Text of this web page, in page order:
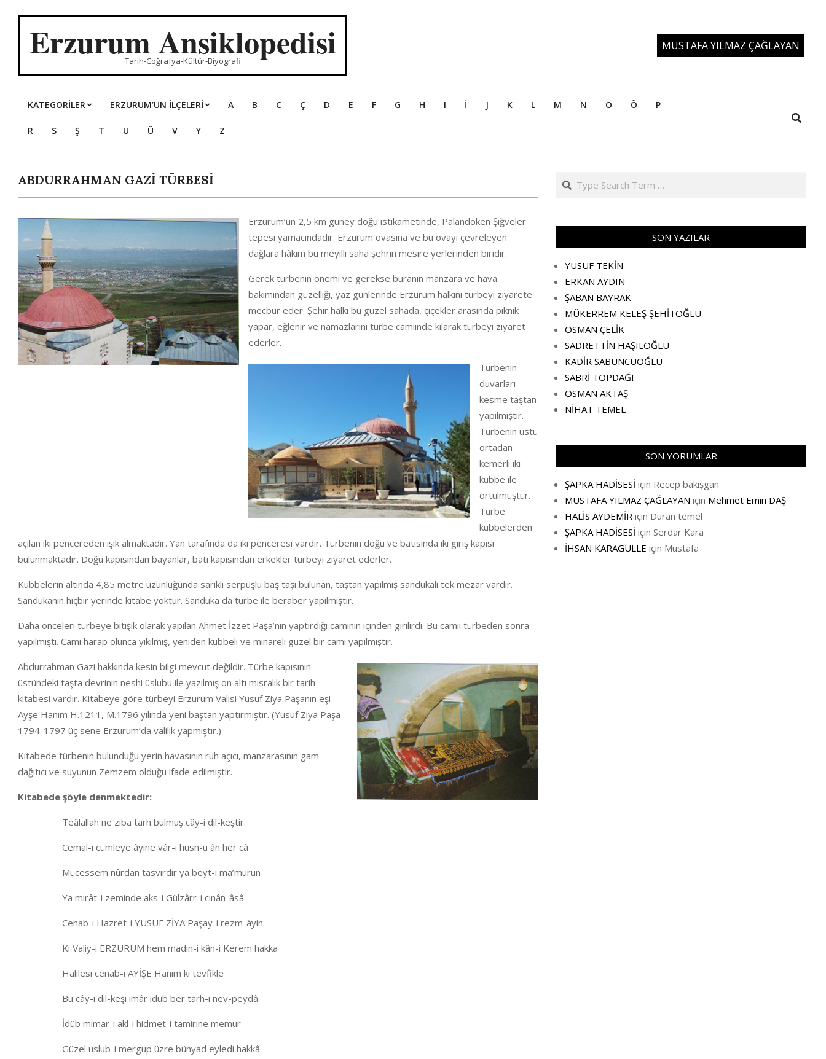
Erzurum Ansiklopedisi
Tarih-Coğrafya-Kültür-Biyografi
MUSTAFA YILMAZ ÇAĞLAYAN
Primary
Navigation
KATEGORILER ERZURUM’UN İLÇELERİ A B C Ç D E F G H I İ J K L M N O Ö P
R S Ş T U Ü V Y Z
Search
ABDURRAHMAN GAZİ TÜRBESİ
Erzurum’un 2,5 km güney doğu istikametinde, Palandöken Şiğveler
tepesi yamacındadır. Erzurum ovasına ve bu ovayı çevreleyen
dağlara hâkim bu meyilli saha şehrin mesire yerlerinden biridir.
Gerek türbenin önemi ve gerekse buranın manzara ve hava
bakımından güzelliği, yaz günlerinde Erzurum halkını türbeyi ziyarete
mecbur eder. Şehir halkı bu güzel sahada, çiçekler arasında piknik
yapar, eğlenir ve namazlarını türbe camiinde kılarak türbeyi ziyaret
ederler.
Türbenin
duvarları
kesme taştan
yapılmıştır.
Türbenin üstü
ortadan
kemerli iki
kubbe ile
örtülmüştür.
Türbe
kubbelerden
açılan iki pencereden ışık almaktadır. Yan tarafında da iki penceresi vardır. Türbenin doğu ve batısında iki giriş kapısı
bulunmaktadır. Doğu kapısından bayanlar, batı kapısından erkekler türbeyi ziyaret ederler.
Kubbelerin altında 4,85 metre uzunluğunda sarıklı serpuşlu baş taşı bulunan, taştan yapılmış sandukalı tek mezar vardır.
Sandukanın hiçbir yerinde kitabe yoktur. Sanduka da türbe ile beraber yapılmıştır.
Daha önceleri türbeye bitişik olarak yapılan Ahmet İzzet Paşa’nın yaptırdığı caminin içinden girilirdi. Bu camii türbeden sonra
yapılmıştı. Cami harap olunca yıkılmış, yeniden kubbeli ve minareli güzel bir cami yapılmıştır.
Abdurrahman Gazi hakkında kesin bilgi mevcut değildir. Türbe kapısının
üstündeki taşta devrinin neshi üslubu ile yazılmış on altı mısralık bir tarih
kitabesi vardır. Kitabeye göre türbeyi Erzurum Valisi Yusuf Ziya Paşanın eşi
Ayşe Hanım H.1211, M.1796 yılında yeni baştan yaptırmıştır. (Yusuf Ziya Paşa
1794-1797 üç sene Erzurum’da valilik yapmıştır.)
Kitabede türbenin bulunduğu yerin havasının ruh açıcı, manzarasının gam
dağıtıcı ve suyunun Zemzem olduğu ifade edilmiştir.
Kitabede şöyle denmektedir:
Teâlallah ne ziba tarh bulmuş cây-i dil-keştir.
Cemal-i cümleye âyine vâr-i hüsn-ü ân her câ
Mücessem nûrdan tasvirdir ya beyt-i ma’murun
Ya mirât-i zeminde aks-i Gülzârr-i cinân-âsâ
Cenab-ı Hazret-i YUSUF ZİYA Paşay-i rezm-âyin
Ki Valiy-i ERZURUM hem madin-i kân-i Kerem hakka
Halilesi cenab-i AYİŞE Hanım ki tevfikle
Bu cây-i dil-keşi imâr idüb ber tarh-i nev-peydâ
İdüb mimar-i akl-i hidmet-i tamirine memur
Güzel üslub-i mergup üzre bünyad eyledi hakkâ
Search
SON YAZILAR
YUSUF TEKİN
ERKAN AYDIN
ŞABAN BAYRAK
MÜKERREM KELEŞ ŞEHİTOĞLU
OSMAN ÇELİK
SADRETTİN HAŞILOĞLU
KADİR SABUNCUOĞLU
SABRİ TOPDAĞI
OSMAN AKTAŞ
NİHAT TEMEL
SON YORUMLAR
ŞAPKA HADİSESİ için Recep bakişgan
MUSTAFA YILMAZ ÇAĞLAYAN için Mehmet Emin DAŞ
HALİS AYDEMİR için Duran temel
ŞAPKA HADİSESİ için Serdar Kara
İHSAN KARAGÜLLE için Mustafa